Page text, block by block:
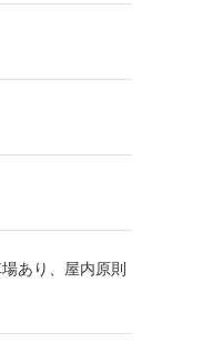
あり、屋内原則